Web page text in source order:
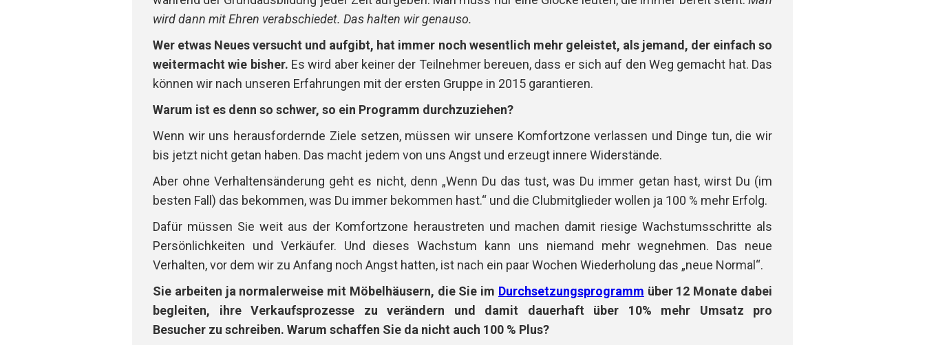
wird dann mit Ehren verabschiedet. Das halten wir genauso.
Wer etwas Neues versucht und aufgibt, hat immer noch wesentlich mehr geleistet, als jemand, der einfach so
weitermacht wie bisher. Es wird aber keiner der Teilnehmer bereuen, dass er sich auf den Weg gemacht hat. Das
können wir nach unseren Erfahrungen mit der ersten Gruppe in 2015 garantieren.
Warum ist es denn so schwer, so ein Programm durchzuziehen?
Wenn wir uns herausfordernde Ziele setzen, müssen wir unsere Komfortzone verlassen und Dinge tun, die wir
bis jetzt nicht getan haben. Das macht jedem von uns Angst und erzeugt innere Widerstände.
Aber ohne Verhaltensänderung geht es nicht, denn „Wenn Du das tust, was Du immer getan hast, wirst Du (im
besten Fall) das bekommen, was Du immer bekommen hast.“ und die Clubmitglieder wollen ja 100 % mehr Erfolg.
Dafür müssen Sie weit aus der Komfortzone heraustreten und machen damit riesige Wachstumsschritte als
Persönlichkeiten und Verkäufer.
Und dieses Wachstum kann uns niemand mehr wegnehmen. Das neue
Verhalten, vor dem wir zu Anfang noch Angst hatten, ist nach ein paar Wochen Wiederholung das „neue Normal“.
Sie arbeiten ja normalerweise mit Möbelhäusern, die Sie im Durchsetzungsprogramm über 12 Monate dabei
begleiten, ihre Verkaufsprozesse zu verändern und damit dauerhaft über 10% mehr Umsatz pro
Besucher zu schreiben. Warum schaffen Sie da nicht auch 100 % Plus?